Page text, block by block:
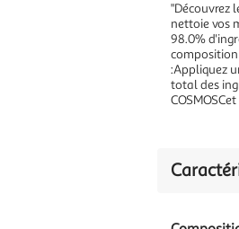
"Découvrez
nettoie vos
98.0%
:Appliquez
total des